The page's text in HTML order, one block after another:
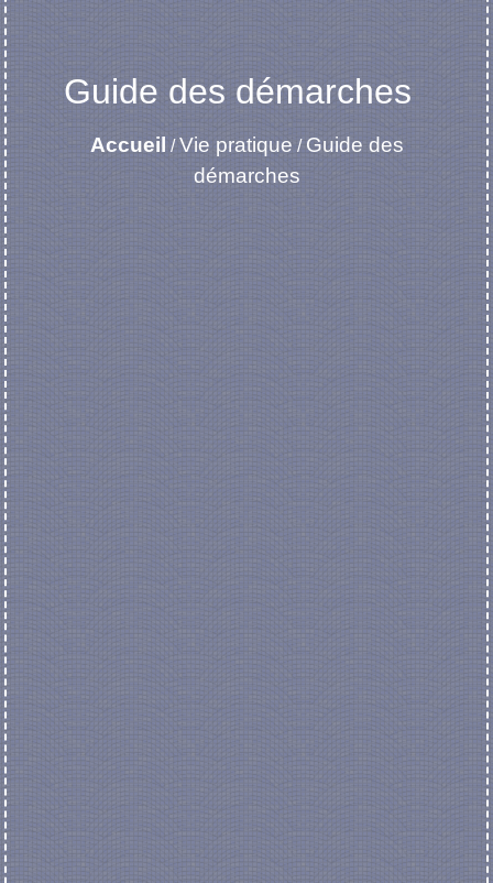
Guide des démarches
Accueil /Vie pratique / Guide des
démarches